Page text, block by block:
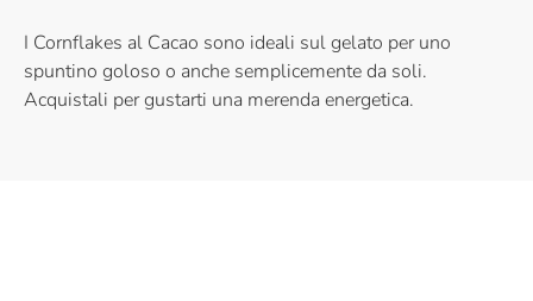
I Cornflakes al Cacao sono ideali sul gelato per uno
spuntino goloso o anche semplicemente da soli.
Acquistali per gustarti una merenda energetica.